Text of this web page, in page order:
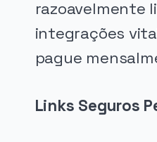
razoavelmente
integrações
pague
Links Seguros